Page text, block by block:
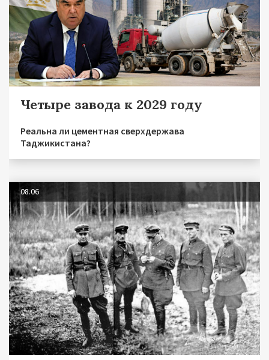
Четыре завода к 2029 году
Реальна ли цементная сверхдержава
Таджикистана?
08.06